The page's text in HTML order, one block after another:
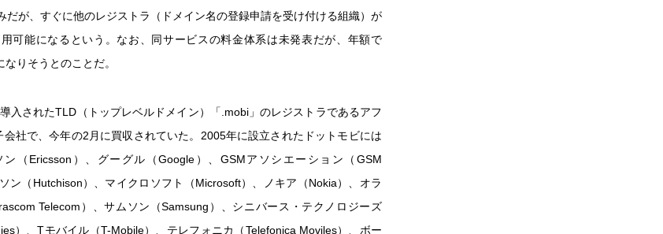
だが、すぐに他のレジストラ（ドメイン名の登録申請を受け付ける組織）が
可能になるという。なお、同サービスの料金体系は未発表だが、年額で
りそうとのことだ。
入されたTLD（トップレベルドメイン）「.mobi」のレジストラであるアフ
会社で、今年の2月に買収されていた。2005年に設立されたドットモビには
（Ericsson）、グーグル（Google）、GSMアソシエーション（GSM
ン（Hutchison）、マイクロソフト（Microsoft）、ノキア（Nokia）、オラ
Telecom）、サムソン（Samsung）、シニバース・テクノロジーズ
）、Tモバイル（T-Mobile）、テレフォニカ（Telefonica Moviles）、ボー